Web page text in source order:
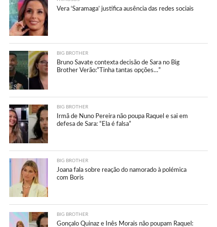
Vera ‘Saramaga’ justifica ausência das redes sociais
BIG BROTHER
Bruno Savate contexta decisão de Sara no Big
Brother Verão:”Tinha tantas opções…”
BIG BROTHER
Irmã de Nuno Pereira não poupa Raquel e sai em
defesa de Sara: “Ela é falsa”
BIG BROTHER
Joana fala sobre reação do namorado à polémica
com Boris
BIG BROTHER
Gonçalo Quinaz e Inês Morais não poupam Raquel: